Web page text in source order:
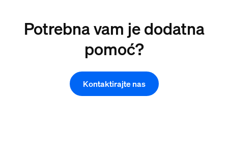
Potrebna vam je dodatna
pomoć?
Kontaktirajte nas